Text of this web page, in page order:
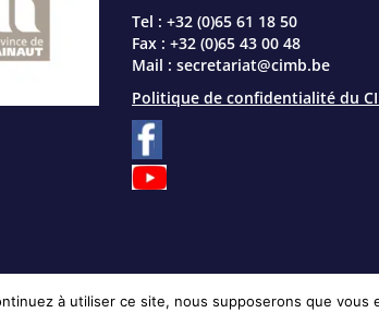
Tel : +32 (0)65 61 18 50
Fax : +32 (0)65 43 00 48
Mail : secretariat@cimb.be
Politique de confidentialité du
à utiliser ce site, nous supposerons que vous